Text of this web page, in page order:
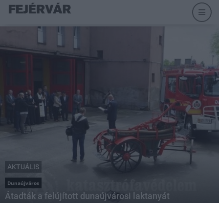
AKTUÁLIS
Dunaújváros
Átadták a felújított dunaújvárosi laktanyát